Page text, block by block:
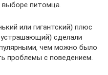
выборе питомца.
или гигантский) плюс
сделали
чем можно было
проблемы с поведением.